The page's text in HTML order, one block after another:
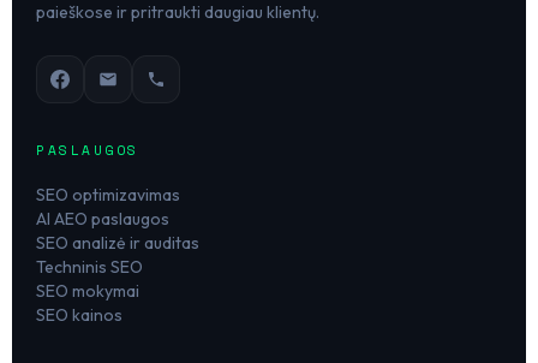
paieškose ir pritraukti daugiau klientų.
PASLAUGOS
SEO optimizavimas
AI AEO paslaugos
SEO analizė ir auditas
Techninis SEO
SEO mokymai
SEO kainos